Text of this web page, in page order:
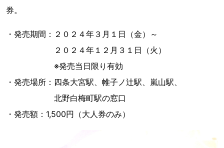
券。
・発売期間：２０２４年３月１日（金）～
２０２４年１２月３１日（火）
※発売当日限り有効
・発売場所：四条大宮駅、帷子ノ辻駅、嵐山駅、
北野白梅町駅の窓口
・発売額：1,500円（大人券のみ）